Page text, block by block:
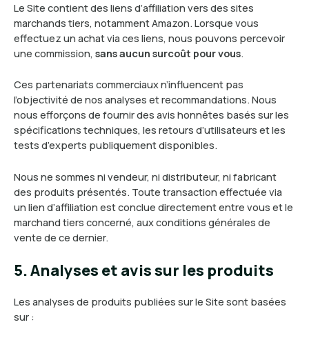
Le Site contient des liens d’affiliation vers des sites
marchands tiers, notamment Amazon. Lorsque vous
effectuez un achat via ces liens, nous pouvons percevoir
une commission, sans aucun surcoût pour vous.
Ces partenariats commerciaux n’influencent pas
l’objectivité de nos analyses et recommandations. Nous
nous efforçons de fournir des avis honnêtes basés sur les
spécifications techniques, les retours d’utilisateurs et les
tests d’experts publiquement disponibles.
Nous ne sommes ni vendeur, ni distributeur, ni fabricant
des produits présentés. Toute transaction effectuée via
un lien d’affiliation est conclue directement entre vous et le
marchand tiers concerné, aux conditions générales de
vente de ce dernier.
5. Analyses et avis sur les produits
Les analyses de produits publiées sur le Site sont basées
sur :